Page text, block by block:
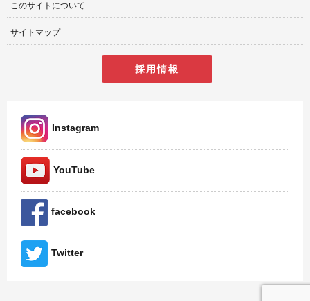
このサイトについて
サイトマップ
採用情報
Instagram
YouTube
facebook
Twitter